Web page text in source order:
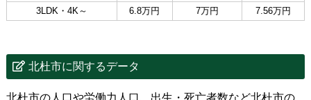
3LDK・4K～
6.8万円 7万円 7.56万円
北杜市に関するデータ
北杜市の人口や労働力人口、出生・死亡者数など北杜市の